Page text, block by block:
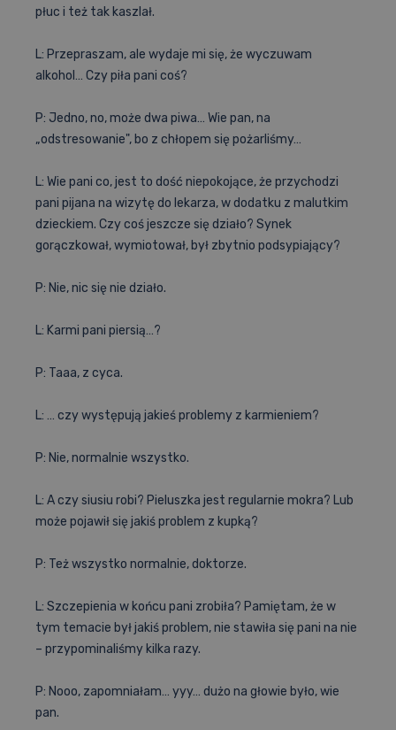
płuc i też tak kaszlał.
L: Przepraszam, ale wydaje mi się, że wyczuwam
alkohol… Czy piła pani coś?
P: Jedno, no, może dwa piwa… Wie pan, na
„odstresowanie", bo z chłopem się pożarliśmy…
L: Wie pani co, jest to dość niepokojące, że przychodzi
pani pijana na wizytę do lekarza, w dodatku z malutkim
dzieckiem. Czy coś jeszcze się działo? Synek
gorączkował, wymiotował, był zbytnio podsypiający?
P: Nie, nic się nie działo.
L: Karmi pani piersią…?
P: Taaa, z cyca.
L: … czy występują jakieś problemy z karmieniem?
P: Nie, normalnie wszystko.
L: A czy siusiu robi? Pieluszka jest regularnie mokra? Lub
może pojawił się jakiś problem z kupką?
P: Też wszystko normalnie, doktorze.
L: Szczepienia w końcu pani zrobiła? Pamiętam, że w
tym temacie był jakiś problem, nie stawiła się pani na nie
– przypominaliśmy kilka razy.
P: Nooo, zapomniałam… yyy… dużo na głowie było, wie
pan.